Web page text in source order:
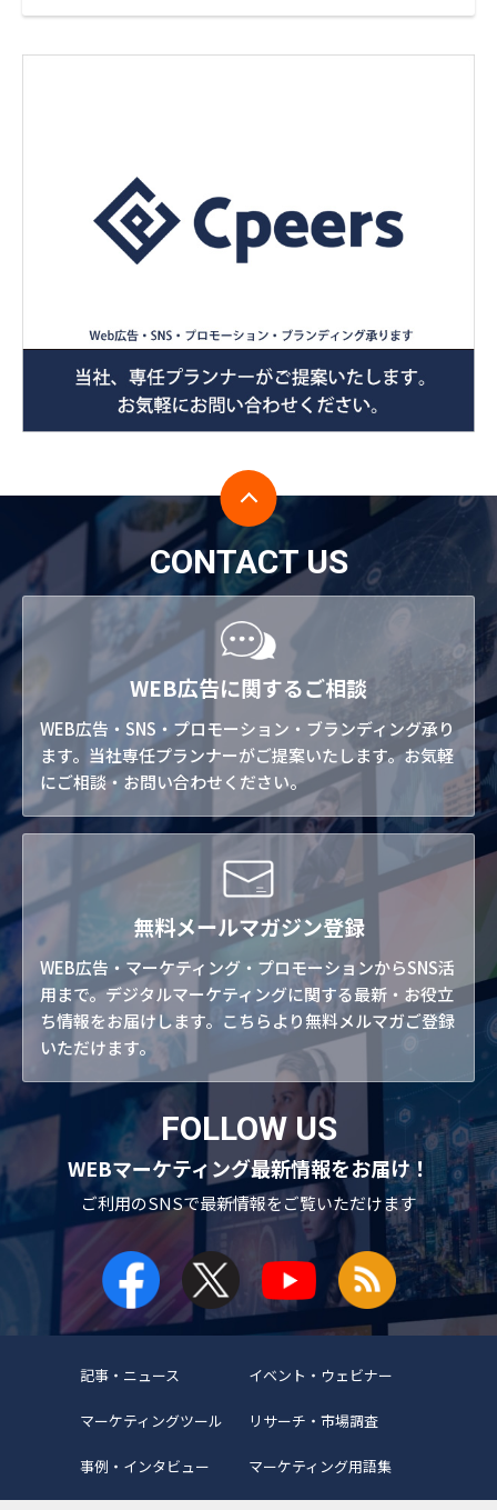
CONTACT US
WEB広告に関するご相談
WEB広告・SNS・プロモーション・ブランディング承り
ます。当社専任プランナーがご提案いたします。お気軽
にご相談・お問い合わせください。
無料メールマガジン登録
WEB広告・マーケティング・プロモーションからSNS活
用まで。デジタルマーケティングに関する最新・お役立
ち情報をお届けします。こちらより無料メルマガご登録
いただけます。
FOLLOW US
WEBマーケティング最新情報をお届け！
ご利用のSNSで最新情報をご覧いただけます
記事・ニュース イベント・ウェビナー
マーケティングツール リサーチ・市場調査
事例・インタビュー マーケティング用語集